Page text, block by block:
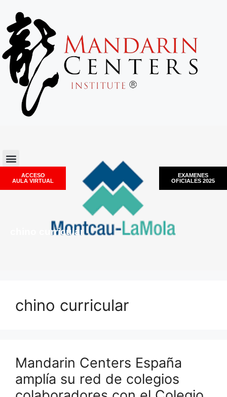
ACCESO
AULA VIRTUAL
EXAMENES
OFICIALES 2025
chino curricular
chino curricular
Mandarin Centers España
amplía su red de colegios